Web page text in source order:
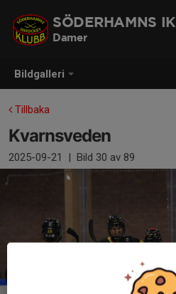
Bildgalleri
SÖDERHAMNS IK
Damer
Tillbaka
Kvarnsveden
2025-09-21 | Bild 30 av 89